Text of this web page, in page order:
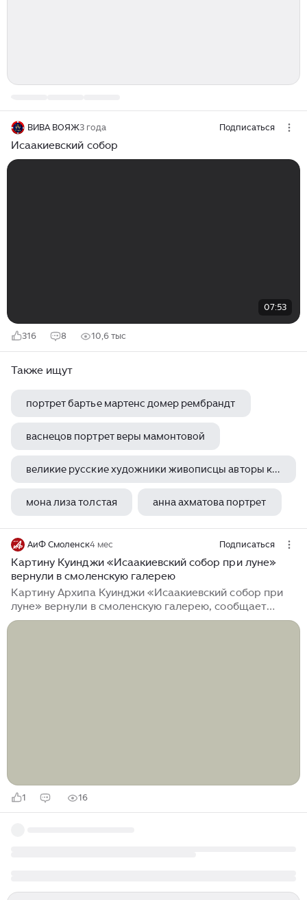
ВИВА ВОЯЖ3 года Подписаться
Исаакиевский собор
07:53
316 8 10,6 тыс
Также ищут
портрет бартье мартенс домер рембрандт
васнецов портрет веры мамонтовой
великие русские художники живописцы авторы картин последний день помпеи и бурлаки на волге
мона лиза толстая анна ахматова портрет
АиФ Смоленск4 мес Подписаться
Картину Куинджи «Исаакиевский собор при луне»
вернули в смоленскую галерею
Картину Архипа Куинджи «Исаакиевский собор при
луне» вернули в смоленскую галерею, сообщает
пресс-служба галереи. Она какое-то время была в
1 16